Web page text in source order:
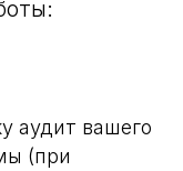
аудит вашего
(при